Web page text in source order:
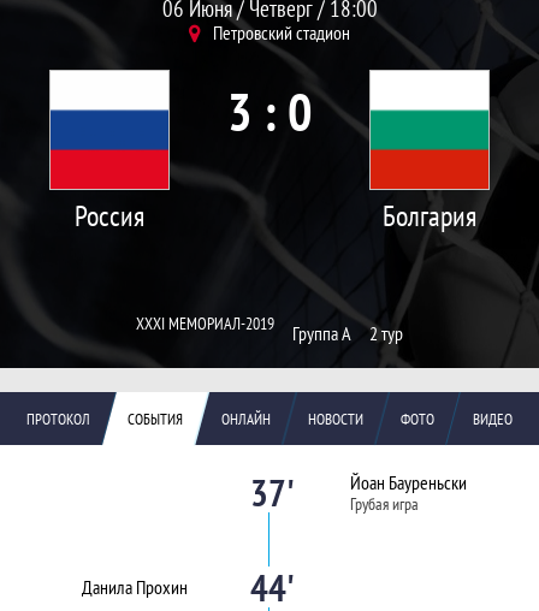
06 Июня / Четверг / 18:00
Петровский стадион
Россия
3 : 0
Болгария
XXXI МЕМОРИАЛ-2019 Группа А 2 тур
ПРОТОКОЛ СОБЫТИЯ ОНЛАЙН НОВОСТИ ФОТО ВИДЕО
37' Йоан Бауреньски
Грубая игра
Данила Прохин
44'